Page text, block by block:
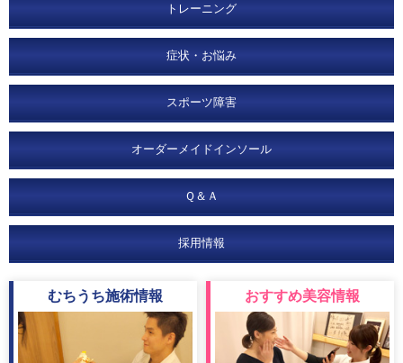
トレーニング
症状・お悩み
スポーツ障害
オーダーメイドインソール
Ｑ＆Ａ
採用情報
むちうち施術情報 おすすめ美容情報